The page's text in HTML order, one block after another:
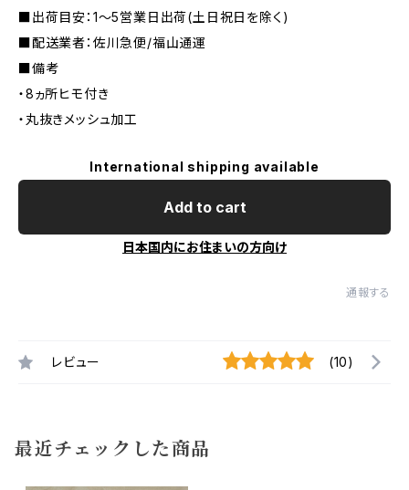
■出荷目安：1〜5営業日出荷(土日祝日を除く)
■配送業者：佐川急便/福山通運
■備考
・8ヵ所ヒモ付き
・丸抜きメッシュ加工
International shipping available
Add to cart
日本国内にお住まいの方向け
通報する
レビュー (10)
最近チェックした商品